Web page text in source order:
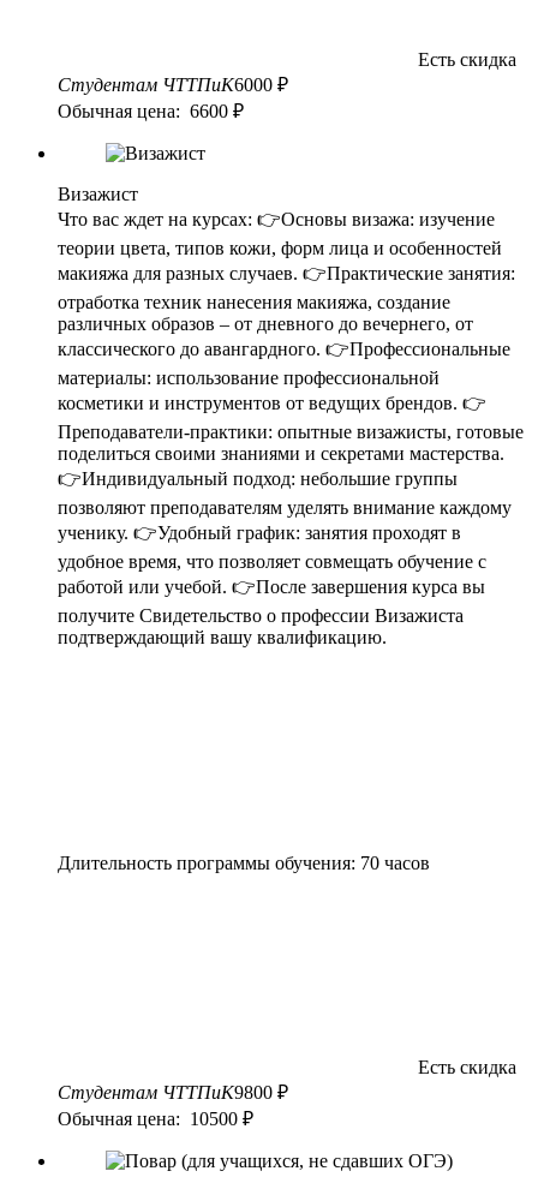
Есть скидка
Студентам ЧТТПиК6000 ₽
Обычная цена: 6600 ₽
Визажист
Что вас ждет на курсах: 👉Основы визажа: изучение
теории цвета, типов кожи, форм лица и особенностей
макияжа для разных случаев. 👉Практические занятия:
отработка техник нанесения макияжа, создание
различных образов – от дневного до вечернего, от
классического до авангардного. 👉Профессиональные
материалы: использование профессиональной
косметики и инструментов от ведущих брендов. 👉
Преподаватели-практики: опытные визажисты, готовые
поделиться своими знаниями и секретами мастерства.
👉Индивидуальный подход: небольшие группы
позволяют преподавателям уделять внимание каждому
ученику. 👉Удобный график: занятия проходят в
удобное время, что позволяет совмещать обучение с
работой или учебой. 👉После завершения курса вы
получите Свидетельство о профессии Визажиста
подтверждающий вашу квалификацию.
Длительность программы обучения: 70 часов
Есть скидка
Студентам ЧТТПиК9800 ₽
Обычная цена: 10500 ₽